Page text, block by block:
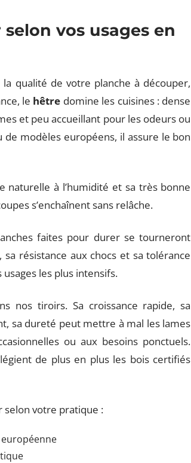
vos usages en
qualité de votre planche à découper,
le hêtre domine les cuisines : dense
et peu accueillant pour les odeurs ou
de modèles européens, il assure le bon
naturelle à l’humidité et sa très bonne
s’enchaînent sans relâche.
faites pour durer se tourneront
sa résistance aux chocs et sa tolérance
les plus intensifs.
nos tiroirs. Sa croissance rapide, sa
sa dureté peut mettre à mal les lames
ou aux besoins ponctuels.
de plus en plus les bois certifiés
selon votre pratique :